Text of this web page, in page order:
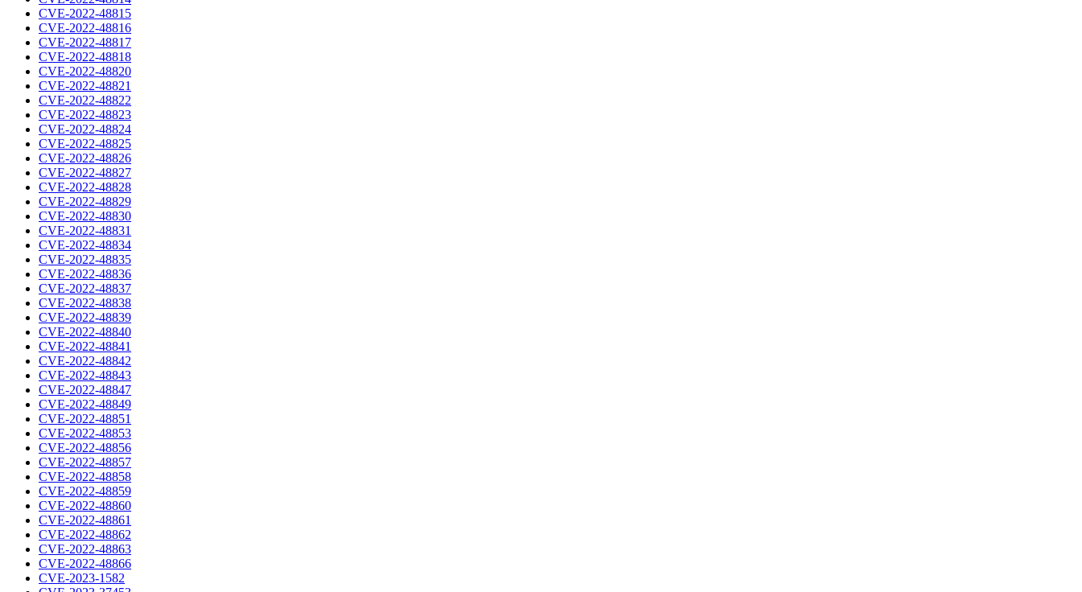
CVE-2022-48815
CVE-2022-48816
CVE-2022-48817
CVE-2022-48818
CVE-2022-48820
CVE-2022-48821
CVE-2022-48822
CVE-2022-48823
CVE-2022-48824
CVE-2022-48825
CVE-2022-48826
CVE-2022-48827
CVE-2022-48828
CVE-2022-48829
CVE-2022-48830
CVE-2022-48831
CVE-2022-48834
CVE-2022-48835
CVE-2022-48836
CVE-2022-48837
CVE-2022-48838
CVE-2022-48839
CVE-2022-48840
CVE-2022-48841
CVE-2022-48842
CVE-2022-48843
CVE-2022-48847
CVE-2022-48849
CVE-2022-48851
CVE-2022-48853
CVE-2022-48856
CVE-2022-48857
CVE-2022-48858
CVE-2022-48859
CVE-2022-48860
CVE-2022-48861
CVE-2022-48862
CVE-2022-48863
CVE-2022-48866
CVE-2023-1582